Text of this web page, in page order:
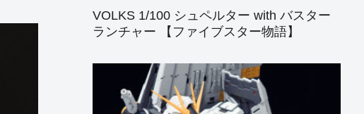
VOLKS 1/100 シュペルター with バスター
ランチャー 【ファイブスター物語】